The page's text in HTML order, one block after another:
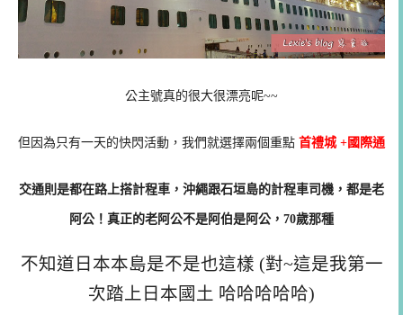
公主號真的很大很漂亮呢~~
但因為只有一天的快閃活動，我們就選擇兩個重點 首禮城 +國際通
交通則是都在路上搭計程車，沖繩跟石垣島的計程車司機，都是老
阿公！真正的老阿公不是阿伯是阿公，70歲那種
不知道日本本島是不是也這樣 (對~這是我第一
次踏上日本國土 哈哈哈哈哈)